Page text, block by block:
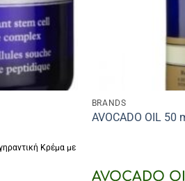
Κρέμα με
BRANDS
AVOCADO OIL 50
AVOCADO